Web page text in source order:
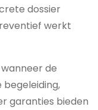
dossier
werkt
de
garanties bieden